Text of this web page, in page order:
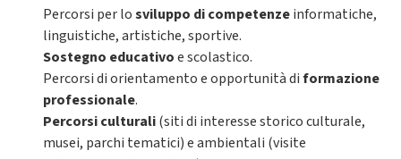
Percorsi per losviluppo di competenzeinformatiche,
linguistiche, artistiche, sportive.
Sostegno educativoe scolastico.
Percorsi di orientamento e opportunità diformazione
professionale.
Percorsi culturali(siti di interesse storico culturale,
musei, parchi tematici) e ambientali (visite